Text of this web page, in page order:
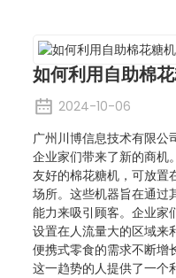
如何利用自助棉
2024-10-06
广州川博信息技术有限公
企业家们带来了新的商机
友好的棉花糖机，可放置
场所。这些机器旨在通过
能力来吸引顾客。企业家
设置在人流量大的区域来
便携式零食的需求不断增
这一趋势的人提供了一个